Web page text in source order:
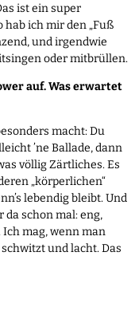
ist ein super
hab ich mir den „Fuß
und irgendwie
oder mitbrüllen.
auf. Was erwartet
macht: Du
’ne Ballade, dann
völlig Zärtliches. Es
„körperlichen“
lebendig bleibt. Und
da schon mal: eng,
Ich mag, wenn man
und lacht. Das